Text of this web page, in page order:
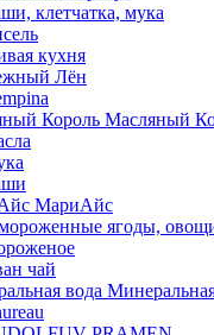
клетчатка, мука
кухня
Лён
Масляный
МариАйс
ягоды,
чай